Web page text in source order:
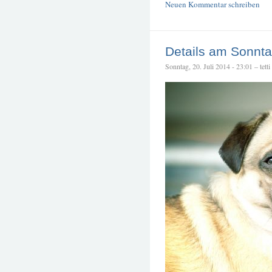
Neuen Kommentar schreiben
Details am
Sonntag, 20. Juli 2014 - 23:01 – tetti